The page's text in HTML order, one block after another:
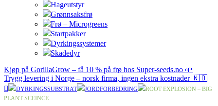
Hageutstyr
Grønnsaksfrø
Frø – Microgreens
Startpakker
Dyrkingssystemer
Skadedyr
Kjøp på GorillaGrow – få 10 % på frø hos Super-seeds.no 🌱
Trygg levering i Norge – norsk firma, ingen ekstra kostnader 🇳🇴
DYRKINGSSUBSTRAT JORDFORBEDRING
ROOT EXPLOSION – BIG
PLANT SCEINCE